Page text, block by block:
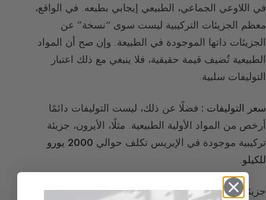
في اللاوعي الجماعي، الطبيعي إيجابي بطبعه. في الواقع،
معظم الجزيئات التركيبية ليست سوى “نسخة” عن
الجزيئات ذاتها الموجودة في الطبيعة. وإن صح أن المواد
الطبيعية تُضيف قيمة حقيقية، فلا ينبغي مع ذلك اعتبار
التوليفات سلبية.
سعر التوليفات : فضلًا عن ذلك، ليست التوليفات دائمًا
أرخص من المواد الأولية الطبيعية. مثلًا، الأيرون، جزيئة
تركيبية موجودة في الإيريس تكلف حوالي
2000 يورو
للكيلو.
جزيئة “فاخرة” ذات رائحة مسحوقية (كالمسك الأبيض)